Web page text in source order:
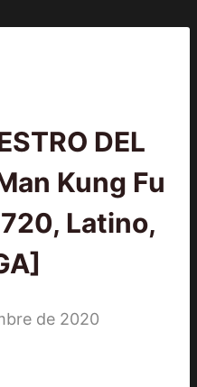
DEL
Kung Fu
Latino,
de 2020